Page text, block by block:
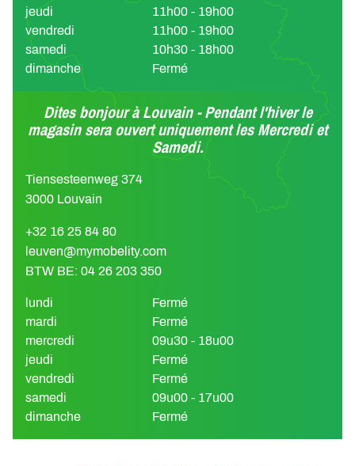
jeudi
11h00 - 19h00
vendredi
11h00 - 19h00
samedi
10h30 - 18h00
dimanche
Fermé
Dites bonjour à Louvain - Pendant l'hiver le
magasin sera ouvert uniquement les Mercredi et
Samedi.
Tiensesteenweg 374
3000 Louvain
+32 16 25 84 80
leuven@mymobelity.com
BTW BE: 04 26 203 350
lundi
Fermé
mardi
Fermé
mercredi
09u30 - 18u00
jeudi
Fermé
vendredi
Fermé
samedi
09u00 - 17u00
dimanche
Fermé